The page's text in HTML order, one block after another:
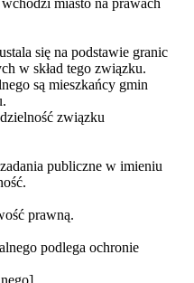
się na podstawie granic
w skład tego związku.
są mieszkańcy gmin
związku
publiczne w imieniu
prawną.
podlega ochronie